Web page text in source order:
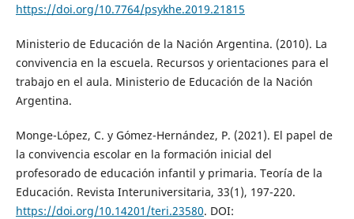
https://doi.org/10.7764/psykhe.2019.21815
Ministerio de Educación de la Nación Argentina. (2010). La
convivencia en la escuela. Recursos y orientaciones para el
trabajo en el aula. Ministerio de Educación de la Nación
Argentina.
Monge-López, C. y Gómez-Hernández, P. (2021). El papel de
la convivencia escolar en la formación inicial del
profesorado de educación infantil y primaria. Teoría de la
Educación. Revista Interuniversitaria, 33(1), 197-220.
https://doi.org/10.14201/teri.23580. DOI: